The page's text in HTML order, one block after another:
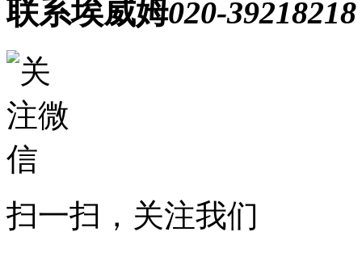
联系埃威姆020-39218218
扫一扫，关注我们